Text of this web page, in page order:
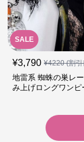
SALE
¥3,790 ¥4220(割引
地雷系 蜘蛛の巣レ
み上げロングワンピ